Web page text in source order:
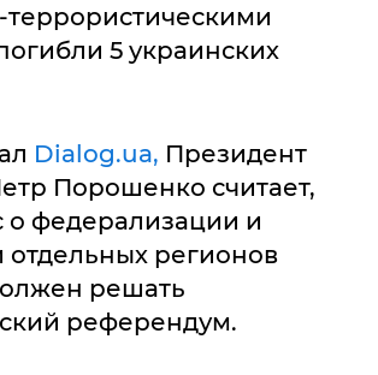
террористическими
5 украинских
Dialog.ua, Президент
Порошенко считает,
о федерализации и
отдельных регионов
решать
референдум.